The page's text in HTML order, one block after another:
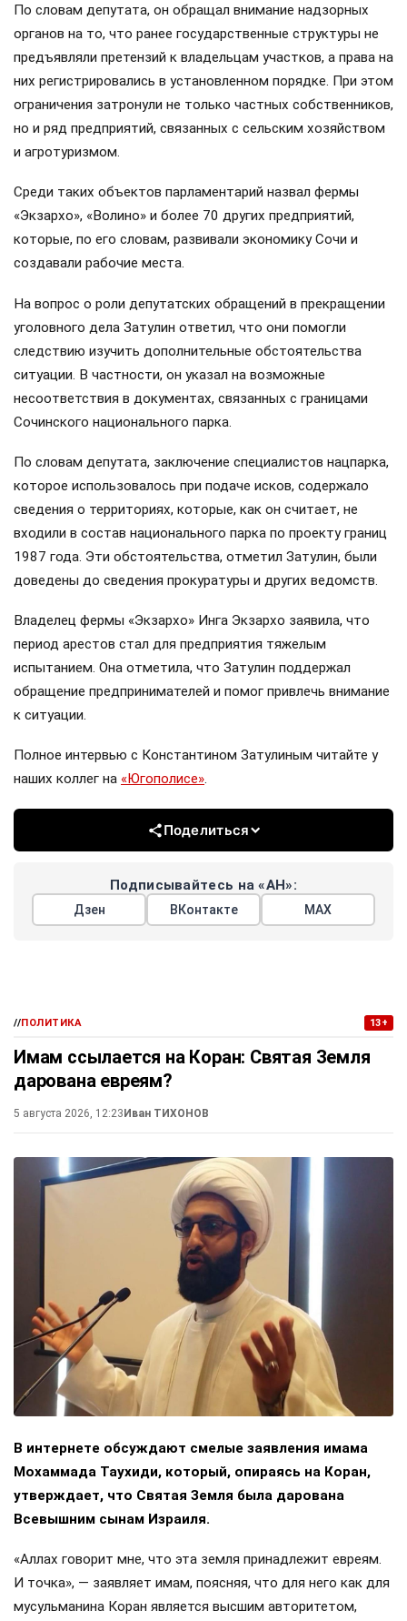
По словам депутата, он обращал внимание надзорных
органов на то, что ранее государственные структуры не
предъявляли претензий к владельцам участков, а права на
них регистрировались в установленном порядке. При этом
ограничения затронули не только частных собственников,
но и ряд предприятий, связанных с сельским хозяйством
и агротуризмом.
Среди таких объектов парламентарий назвал фермы
«Экзархо», «Волино» и более 70 других предприятий,
которые, по его словам, развивали экономику Сочи и
создавали рабочие места.
На вопрос о роли депутатских обращений в прекращении
уголовного дела Затулин ответил, что они помогли
следствию изучить дополнительные обстоятельства
ситуации. В частности, он указал на возможные
несоответствия в документах, связанных с границами
Сочинского национального парка.
По словам депутата, заключение специалистов нацпарка,
которое использовалось при подаче исков, содержало
сведения о территориях, которые, как он считает, не
входили в состав национального парка по проекту границ
1987 года. Эти обстоятельства, отметил Затулин, были
доведены до сведения прокуратуры и других ведомств.
Владелец фермы «Экзархо» Инга Экзархо заявила, что
период арестов стал для предприятия тяжелым
испытанием. Она отметила, что Затулин поддержал
обращение предпринимателей и помог привлечь внимание
к ситуации.
Полное интервью с Константином Затулиным читайте у
наших коллег на «Югополисе».
Поделиться
Подписывайтесь на «АН»:
Дзен ВКонтакте МАХ
//ПОЛИТИКА 13+
Имам ссылается на Коран: Святая Земля
дарована евреям?
5 августа 2026, 12:23 Иван ТИХОНОВ
В интернете обсуждают смелые заявления имама
Мохаммада Таухиди, который, опираясь на Коран,
утверждает, что Святая Земля была дарована
Всевышним сынам Израиля.
«Аллах говорит мне, что эта земля принадлежит евреям.
И точка», — заявляет имам, поясняя, что для него как для
мусульманина Коран является высшим авторитетом,